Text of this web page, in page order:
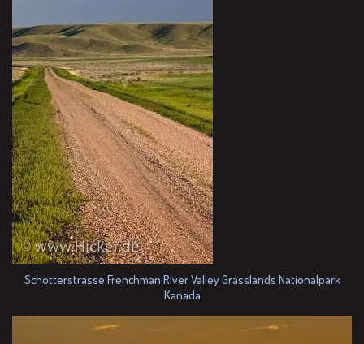
Schotterstrasse Frenchman River Valley Grasslands Nationalpark
Kanada